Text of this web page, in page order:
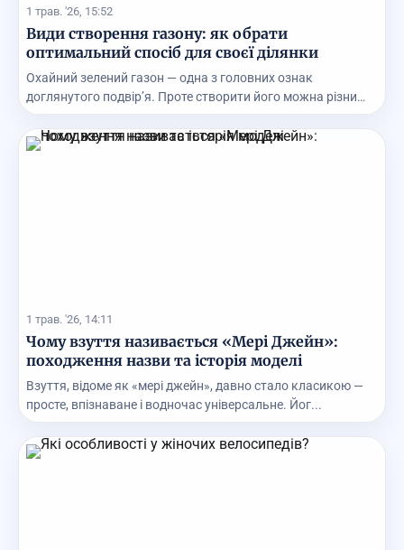
1 трав. '26, 15:52
Види створення газону: як обрати
оптимальний спосіб для своєї ділянки
Охайний зелений газон — одна з головних ознак
доглянутого подвір’я. Проте створити його можна різними
1 трав. '26, 14:11
Чому взуття називається «Мері Джейн»:
походження назви та історія моделі
Взуття, відоме як «мері джейн», давно стало класикою —
просте, впізнаване і водночас універсальне. Йог...